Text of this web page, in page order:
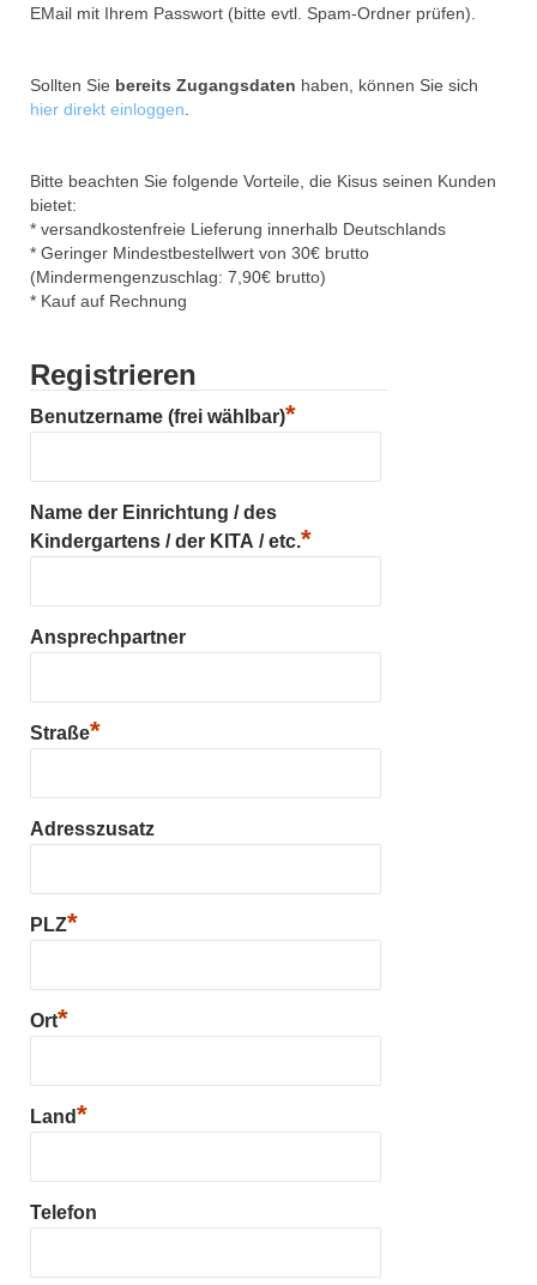
EMail mit Ihrem Passwort (bitte evtl. Spam-Ordner prüfen).
Sollten Sie bereits Zugangsdaten haben, können Sie sich
hier direkt einloggen
Bitte beachten Sie folgende Vorteile, die Kisus seinen Kunden
bietet:
* versandkostenfreie Lieferung innerhalb Deutschlands
* Geringer Mindestbestellwert von 30€ brutto
(Mindermengenzuschlag: 7,90€ brutto)
* Kauf auf Rechnung
Registrieren
Benutzername (frei wählbar)*
Name der Einrichtung / des
Kindergartens / der KITA / etc.*
Ansprechpartner
Straße*
Adresszusatz
PLZ*
Ort*
Land*
Telefon